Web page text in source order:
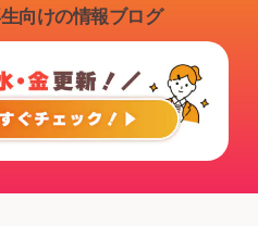
向けの情報ブログ